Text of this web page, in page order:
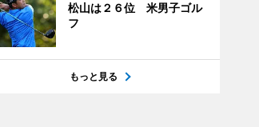
松山は２６位 米男子ゴル
フ
もっと見る